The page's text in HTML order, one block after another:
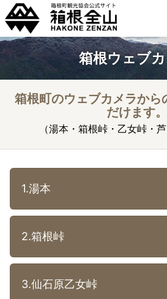
箱根ウェブ
箱根町のウェブカメラから
だけます。
（湯本・箱根峠・乙女峠・
1.湯本
2.箱根峠
3.仙石原乙女峠